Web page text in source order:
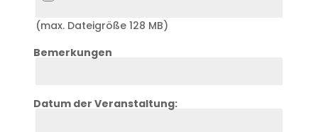
(max. Dateigröße 128 MB)
Bemerkungen
Datum der Veranstaltung: